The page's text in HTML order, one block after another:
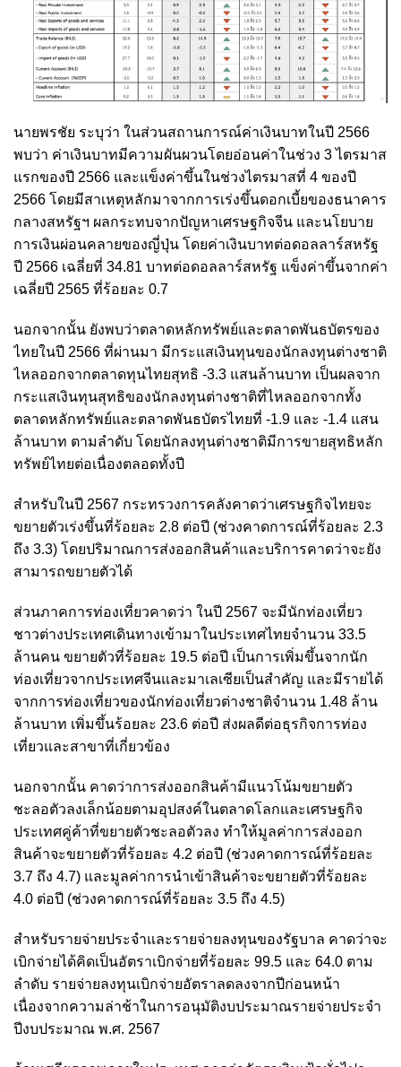
นายพรชัย ระบุว่า ในส่วนสถานการณ์ค่าเงินบาทในปี 2566
พบว่า ค่าเงินบาทมีความผันผวนโดยอ่อนค่าในช่วง 3 ไตรมาส
แรกของปี 2566 และแข็งค่าขึ้นในช่วงไตรมาสที่ 4 ของปี
2566 โดยมีสาเหตุหลักมาจากการเร่งขึ้นดอกเบี้ยของธนาคาร
กลางสหรัฐฯ ผลกระทบจากปัญหาเศรษฐกิจจีน และนโยบาย
การเงินผ่อนคลายของญี่ปุ่น โดยค่าเงินบาทต่อดอลลาร์สหรัฐ
ปี 2566 เฉลี่ยที่ 34.81 บาทต่อดอลลาร์สหรัฐ แข็งค่าขึ้นจากค่า
เฉลี่ยปี 2565 ที่ร้อยละ 0.7
นอกจากนั้น ยังพบว่าตลาดหลักทรัพย์และตลาดพันธบัตรของ
ไทยในปี 2566 ที่ผ่านมา มีกระแสเงินทุนของนักลงทุนต่างชาติ
ไหลออกจากตลาดทุนไทยสุทธิ -3.3 แสนล้านบาท เป็นผลจาก
กระแสเงินทุนสุทธิของนักลงทุนต่างชาติที่ไหลออกจากทั้ง
ตลาดหลักทรัพย์และตลาดพันธบัตรไทยที่ -1.9 และ -1.4 แสน
ล้านบาท ตามลำดับ โดยนักลงทุนต่างชาติมีการขายสุทธิหลัก
ทรัพย์ไทยต่อเนื่องตลอดทั้งปี
สำหรับในปี 2567 กระทรวงการคลังคาดว่าเศรษฐกิจไทยจะ
ขยายตัวเร่งขึ้นที่ร้อยละ 2.8 ต่อปี (ช่วงคาดการณ์ที่ร้อยละ 2.3
ถึง 3.3) โดยปริมาณการส่งออกสินค้าและบริการคาดว่าจะยัง
สามารถขยายตัวได้
ส่วนภาคการท่องเที่ยวคาดว่า ในปี 2567 จะมีนักท่องเที่ยว
ชาวต่างประเทศเดินทางเข้ามาในประเทศไทยจำนวน 33.5
ล้านคน ขยายตัวที่ร้อยละ 19.5 ต่อปี เป็นการเพิ่มขึ้นจากนัก
ท่องเที่ยวจากประเทศจีนและมาเลเซียเป็นสำคัญ และมีรายได้
จากการท่องเที่ยวของนักท่องเที่ยวต่างชาติจำนวน 1.48 ล้าน
ล้านบาท เพิ่มขึ้นร้อยละ 23.6 ต่อปี ส่งผลดีต่อธุรกิจการท่อง
เที่ยวและสาขาที่เกี่ยวข้อง
นอกจากนั้น คาดว่าการส่งออกสินค้ามีแนวโน้มขยายตัว
ชะลอตัวลงเล็กน้อยตามอุปสงค์ในตลาดโลกและเศรษฐกิจ
ประเทศคู่ค้าที่ขยายตัวชะลอตัวลง ทำให้มูลค่าการส่งออก
สินค้าจะขยายตัวที่ร้อยละ 4.2 ต่อปี (ช่วงคาดการณ์ที่ร้อยละ
3.7 ถึง 4.7) และมูลค่าการนำเข้าสินค้าจะขยายตัวที่ร้อยละ
4.0 ต่อปี (ช่วงคาดการณ์ที่ร้อยละ 3.5 ถึง 4.5)
สำหรับรายจ่ายประจำและรายจ่ายลงทุนของรัฐบาล คาดว่าจะ
เบิกจ่ายได้คิดเป็นอัตราเบิกจ่ายที่ร้อยละ 99.5 และ 64.0 ตาม
ลำดับ รายจ่ายลงทุนเบิกจ่ายอัตราลดลงจากปีก่อนหน้า
เนื่องจากความล่าช้าในการอนุมัติงบประมาณรายจ่ายประจำ
ปีงบประมาณ พ.ศ. 2567